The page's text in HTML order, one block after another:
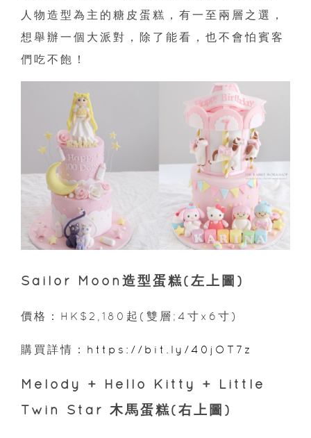
人物造型為主的糖皮蛋糕，有一至兩層之選，
想舉辦一個大派對，除了能看，也不會怕賓客
們吃不飽！
Sailor Moon造型蛋糕(左上圖)
價格：HK$2,180起(雙層;4寸x6寸)
購買詳情： https://bit.ly/40jOT7z
Melody + Hello Kitty + Little
Twin Star 木馬蛋糕(右上圖)